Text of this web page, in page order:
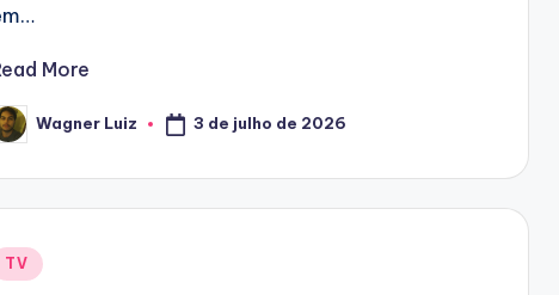
More
Wagner Luiz 3 de julho de 2026
TV